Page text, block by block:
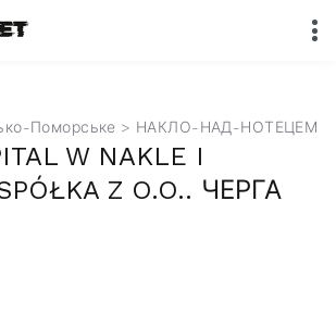
Поморське > НАКЛО-НАД-НОТЕЦЕМ
W NAKLE I
Z O.O.. ЧЕРГА